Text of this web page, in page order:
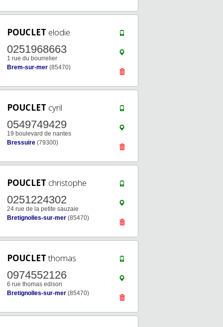
POUCLET elodie
0251968663
1 rue du bourrelier
Brem-sur-mer (85470)
POUCLET cyril
0549749429
19 boulevard de nantes
Bressuire (79300)
POUCLET christophe
0251224302
24 rue de la petite sauzaie
Bretignolles-sur-mer (85470)
POUCLETthomas
0974552126
6 rue thomas edison
Bretignolles-sur-mer (85470)